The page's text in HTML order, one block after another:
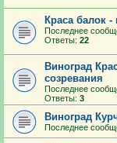
Краса балок -
Последнее
Ответы: 22
Виноград
созревания
Последнее
Ответы: 3
Виноград
Последнее